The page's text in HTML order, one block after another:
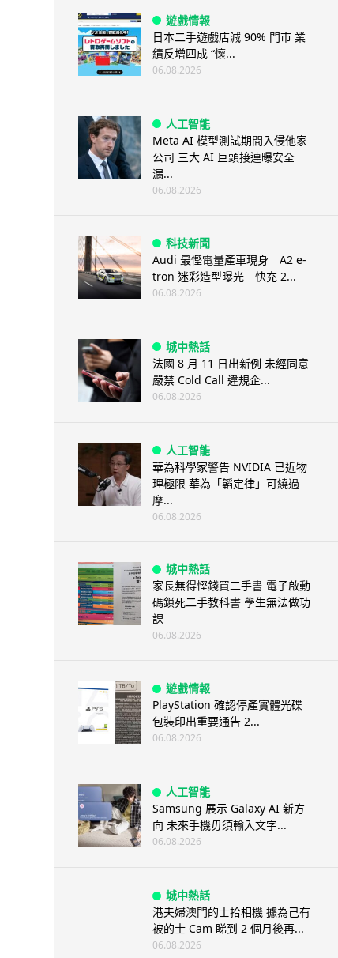
遊戲情報
日本二手遊戲店減 90% 門市 業
績反增四成 “懷...
06.08.2026
人工智能
Meta AI 模型測試期間入侵他家
公司 三大 AI 巨頭接連曝安全
漏...
06.08.2026
科技新聞
Audi 最慳電量產車現身 A2 e-
tron 迷彩造型曝光 快充 2...
06.08.2026
城中熱話
法國 8 月 11 日出新例 未經同意
嚴禁 Cold Call 違規企...
06.08.2026
人工智能
華為科學家警告 NVIDIA 已近物
理極限 華為「韜定律」可繞過
摩...
06.08.2026
城中熱話
家長無得慳錢買二手書 電子啟動
碼鎖死二手教科書 學生無法做功
課
06.08.2026
遊戲情報
PlayStation 確認停產實體光碟
包裝印出重要通告 2...
06.08.2026
人工智能
Samsung 展示 Galaxy AI 新方
向 未來手機毋須輸入文字...
06.08.2026
城中熱話
港夫婦澳門的士拾相機 據為己有
被的士 Cam 睇到 2 個月後再...
06.08.2026